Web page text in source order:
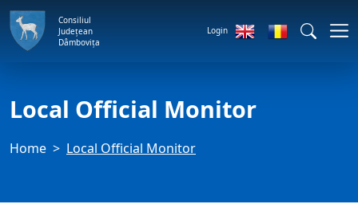
Consiliul
Județean
Dâmbovița
Login
Local Official Monitor
Home Local Official Monitor